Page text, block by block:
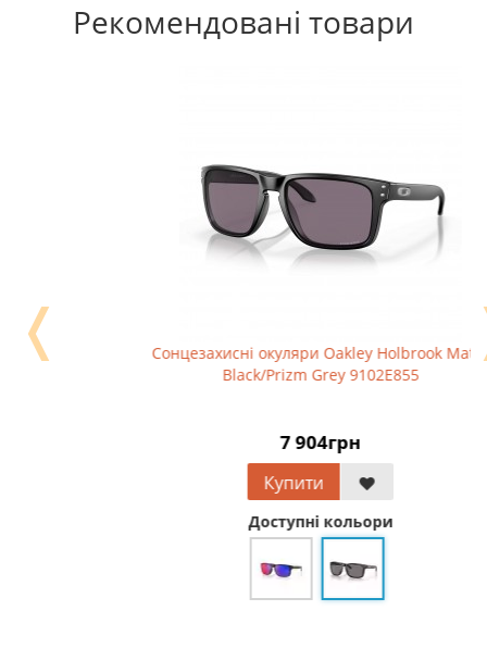
Рекомендовані товари
Сонцезахисні окуляри Oakley Holbrook Matte
Black/Prizm Grey 9102E855
Доступні кольори
❬